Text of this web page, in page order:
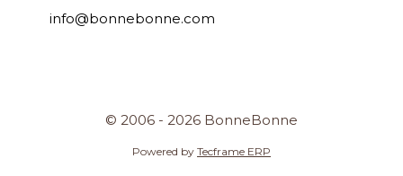
info@bonnebonne.com
© 2006 - 2026 BonneBonne
Powered by Tecframe ERP